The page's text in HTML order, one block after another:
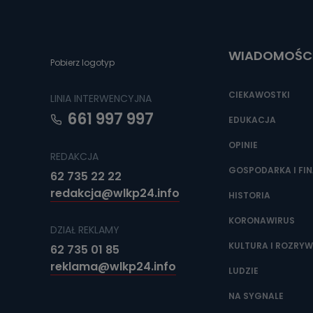
Jakie
źródeł
adres
Jak
Pobierz logotyp
LINIA INTERWENCYJNA
661 997 997
REDAKCJA
62 735 22 22
redakcja@wlkp24.info
DZIAŁ REKLAMY
62 735 01 85
reklama@wlkp24.info
CIEKAWOSTKI
EDUKACJA
OPINIE
GOSPODARKA I
HISTORIA
KORONAWIRUS
KULTURA I
LUDZIE
NA SYGNALE